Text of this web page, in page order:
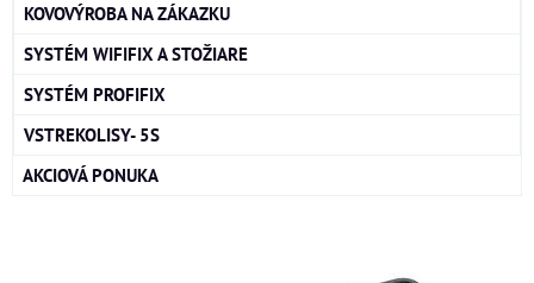
KOVOVÝROBA NA ZÁKAZKU
SYSTÉM WIFIFIX A STOŽIARE
SYSTÉM PROFIFIX
VSTREKOLISY- 5S
AKCIOVÁ PONUKA